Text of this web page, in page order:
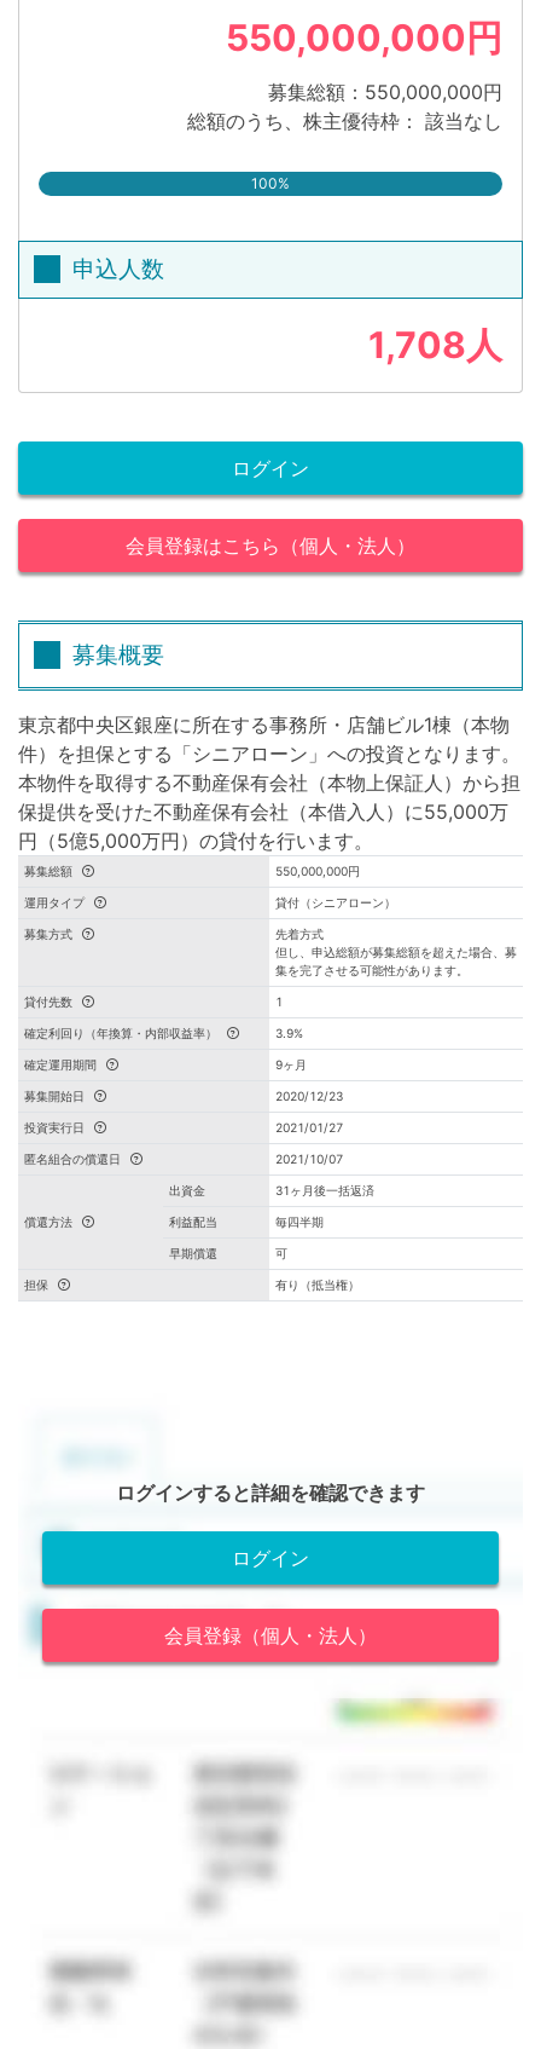
550,000,000円
募集総額：550,000,000円
総額のうち、株主優待枠： 該当なし
100%
申込人数
1,708人
ログイン
会員登録はこちら（個人・法人）
募集概要
東京都中央区銀座に所在する事務所・店舗ビル1棟（本物
件）を担保とする「シニアローン」への投資となります。
本物件を取得する不動産保有会社（本物上保証人）から担
保提供を受けた不動産保有会社（本借入人）に55,000万
円（5億5,000万円）の貸付を行います。
募集総額 550,000,000円
運用タイプ 貸付（シニアローン）
募集方式
先着方式
但し、申込総額が募集総額を超えた場合、募
集を完了させる可能性があります。
貸付先数 1
確定利回り（年換算・内部収益率） 3.9%
確定運用期間 9ヶ月
募集開始日 2020/12/23
投資実行日 2021/01/27
匿名組合の償還日 2021/10/07
償還方法
出資金 31ヶ月後一括返済
利益配当 毎四半期
早期償還 可
担保 有り（抵当権）
ログインすると詳細を確認できます
ログイン
会員登録（個人・法人）